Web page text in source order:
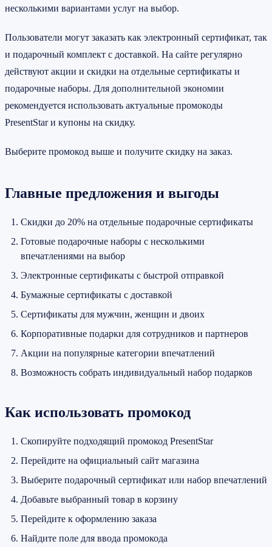
несколькими вариантами услуг на выбор.
Пользователи могут заказать как электронный сертификат, так
и подарочный комплект с доставкой. На сайте регулярно
действуют акции и скидки на отдельные сертификаты и
подарочные наборы. Для дополнительной экономии
рекомендуется использовать актуальные промокоды
PresentStar и купоны на скидку.
Выберите промокод выше и получите скидку на заказ.
Главные предложения и выгоды
Скидки до 20% на отдельные подарочные сертификаты
Готовые подарочные наборы с несколькими
впечатлениями на выбор
Электронные сертификаты с быстрой отправкой
Бумажные сертификаты с доставкой
Сертификаты для мужчин, женщин и двоих
Корпоративные подарки для сотрудников и партнеров
Акции на популярные категории впечатлений
Возможность собрать индивидуальный набор подарков
Как использовать промокод
Скопируйте подходящий промокод PresentStar
Перейдите на официальный сайт магазина
Выберите подарочный сертификат или набор впечатлений
Добавьте выбранный товар в корзину
Перейдите к оформлению заказа
Найдите поле для ввода промокода